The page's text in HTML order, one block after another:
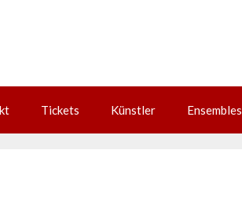
Tickets Künstler Ensembles